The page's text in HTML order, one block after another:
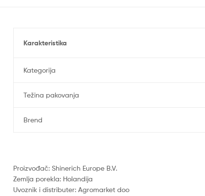
Karakteristika
Kategorija
Težina pakovanja
Brend
Proizvođač: Shinerich Europe B.V.
Zemlja porekla: Holandija
Uvoznik i distributer: Agromarket doo